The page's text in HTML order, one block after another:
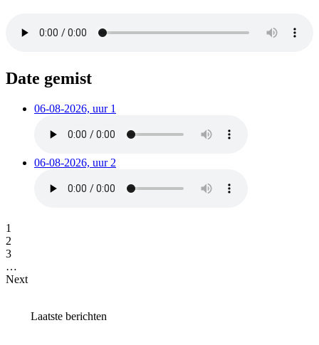
Date gemist
06-08-2026, uur 1
06-08-2026, uur 2
1
2
3
…
Next
Laatste berichten